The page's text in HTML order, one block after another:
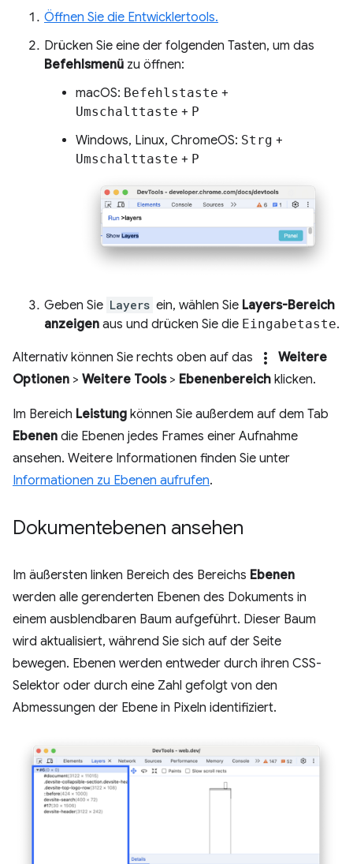
Öffnen Sie die Entwicklertools.
Drücken Sie eine der folgenden Tasten, um das
Befehlsmenü zu öffnen:
macOS: Befehlstaste +
Umschalttaste + P
Windows, Linux, ChromeOS: Strg +
Umschalttaste + P
Geben Sie Layers ein, wählen Sie Layers-Bereich
anzeigen aus und drücken Sie die Eingabetaste.
Alternativ können Sie rechts oben auf das more_vert
Weitere
Optionen > Weitere Tools> Ebenenbereich klicken.
Im Bereich Leistung können Sie außerdem auf dem Tab
Ebenen die Ebenen jedes Frames einer Aufnahme
ansehen. Weitere Informationen finden Sie unter
Informationen zu Ebenen aufrufen.
Dokumentebenen ansehen
Im äußersten linken Bereich des Bereichs Ebenen
werden alle gerenderten Ebenen des Dokuments in
einem ausblendbaren Baum aufgeführt. Dieser Baum
wird aktualisiert, während Sie sich auf der Seite
bewegen. Ebenen werden entweder durch ihren CSS-
Selektor oder durch eine Zahl gefolgt von den
Abmessungen der Ebene in Pixeln identifiziert.